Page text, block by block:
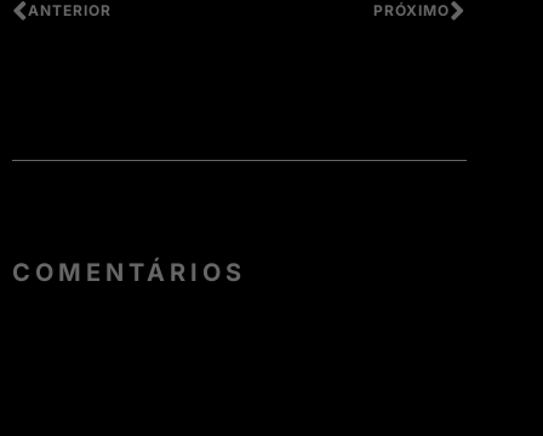
ANTERIOR PRÓXIMO
COMENTÁRIOS